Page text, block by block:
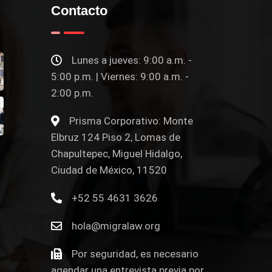
Contacto
Lunes a jueves: 9:00 a.m. -
5:00 p.m. | Viernes: 9:00 a.m. -
2:00 p.m.
Prisma Corporativo: Monte
Elbruz 124 Piso 2, Lomas de
Chapultepec, Miguel Hidalgo,
Ciudad de México, 11520
+52 55 4631 3626
hola@migralaw.org
Por seguridad, es necesario